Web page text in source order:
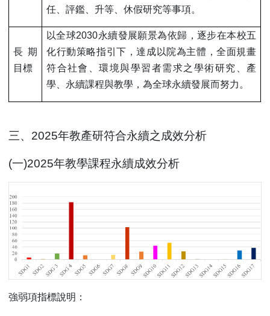
任、評鑑、升等、休假研究等事項。
長期
目標
以全球2030永續發展願景為依歸，逐步在本校五
化行動策略指引下，達成以院為主體，全面規畫
符合社會、環境與學習者需求之學術研究、產
學、永續課程與教學，為全球永續發展而努力。
三、2025年教產研符合永續之成效分析
(一)2025年教學課程永續成效分析
強弱項指標說明：